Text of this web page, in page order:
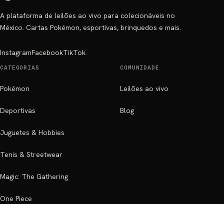
A plataforma de leilões ao vivo para colecionáveis no
México. Cartas Pokémon, esportivas, brinquedos e mais.
InstagramFacebookTikTok
CATEGORIAS
Pokémon
Deportivas
Juguetes & Hobbies
Tenis & Streetwear
Magic: The Gathering
One Piece
COMUNIDADE
Leilões ao vivo
Blog